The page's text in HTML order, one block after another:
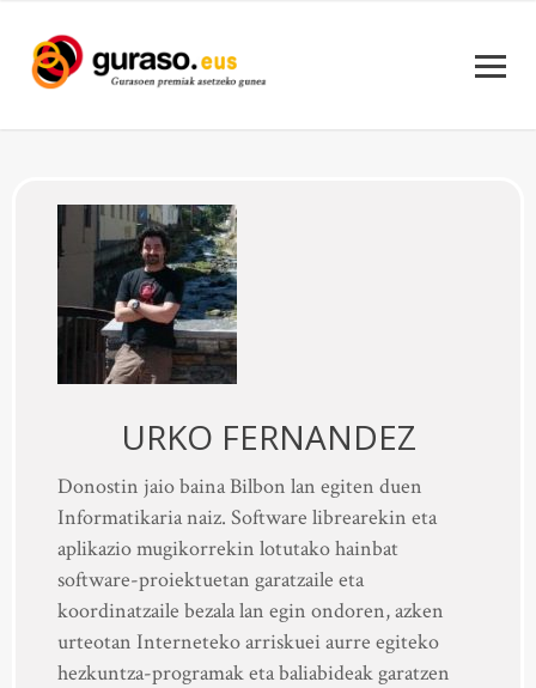
URKO FERNANDEZ
Donostin jaio baina Bilbon lan egiten duen
Informatikaria naiz. Software librearekin eta
aplikazio mugikorrekin lotutako hainbat
software-proiektuetan garatzaile eta
koordinatzaile bezala lan egin ondoren, azken
urteotan Interneteko arriskuei aurre egiteko
hezkuntza-programak eta baliabideak garatzen